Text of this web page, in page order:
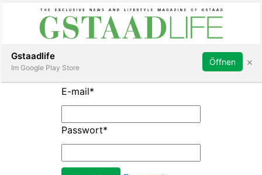
Subscribe Sign in
E-mail*
Passwort*
Gstaadlife
Im Google Play Store
Öffnen ×